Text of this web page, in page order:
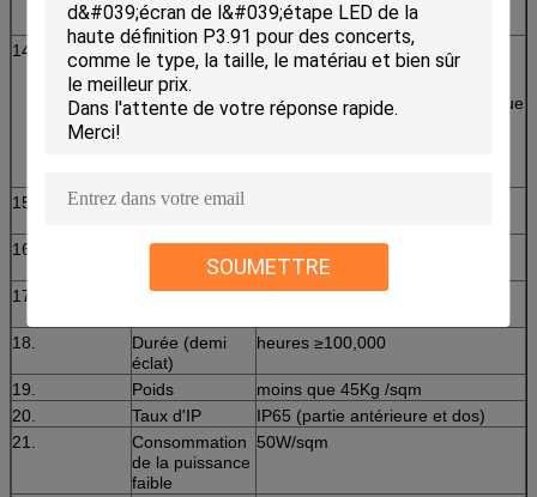
SOUMETTRE
mou
14.
Fréquence de
balayage
≥600 hertz
dans chaque armoire, de sorte que
l'affichage à LED Non étincelé.
15.
Débit d'images
16.
La température
de couleur
6500°K à 9500°K réglable
17.
Méthode de
Commandé par le PC, affichage
18.
Durée (demi
éclat)
heures ≥100,000
19. Poids
moins que 45Kg /sqm
20.
Taux d'IP
IP65 (partie antérieure et dos)
21.
Consommation
de la puissance
faible
50W/sqm